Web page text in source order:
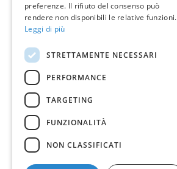
preferenze. Il rifiuto del consenso può
rendere non disponibili le relative funzioni.
Leggi di più
STRETTAMENTE NECESSARI
PERFORMANCE
TARGETING
FUNZIONALITÀ
NON CLASSIFICATI